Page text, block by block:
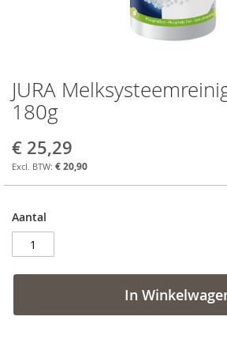
JURA
180g
€ 25,29
€ 20,90
Aantal
In
Ga
naar
het
van
de